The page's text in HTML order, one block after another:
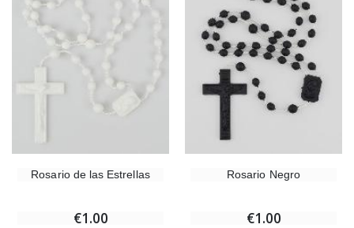
Rosario de las Estrellas
€1.00
Rosario Negro
€1.00